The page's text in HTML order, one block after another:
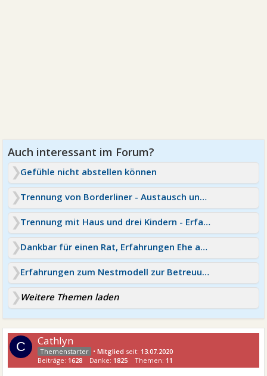
Gefühle nicht abstellen können
Trennung von Borderliner - Austausch und Erfahrungen
Trennung mit Haus und drei Kindern - Erfahrungen
Dankbar für einen Rat, Erfahrungen Ehe am Ende?
Erfahrungen zum Nestmodell zur Betreuung der Kinder?
Weitere Themen laden
C Cathlyn
•Mitglied seit: 13.07.2020
Beiträge: 1628 Danke: 1825 Themen: 11